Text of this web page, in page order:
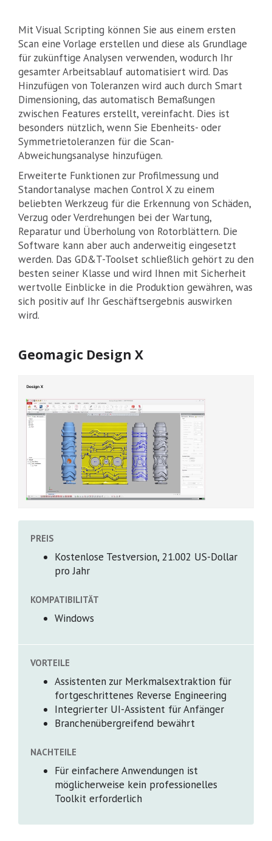
Mit Visual Scripting können Sie aus einem ersten
Scan eine Vorlage erstellen und diese als Grundlage
für zukünftige Analysen verwenden, wodurch Ihr
gesamter Arbeitsablauf automatisiert wird. Das
Hinzufügen von Toleranzen wird auch durch Smart
Dimensioning, das automatisch Bemaßungen
zwischen Features erstellt, vereinfacht. Dies ist
besonders nützlich, wenn Sie Ebenheits- oder
Symmetrietoleranzen für die Scan-
Abweichungsanalyse hinzufügen.
Erweiterte Funktionen zur Profilmessung und
Standortanalyse machen Control X zu einem
beliebten Werkzeug für die Erkennung von Schäden,
Verzug oder Verdrehungen bei der Wartung,
Reparatur und Überholung von Rotorblättern. Die
Software kann aber auch anderweitig eingesetzt
werden. Das GD&T-Toolset schließlich gehört zu den
besten seiner Klasse und wird Ihnen mit Sicherheit
wertvolle Einblicke in die Produktion gewähren, was
sich positiv auf Ihr Geschäftsergebnis auswirken
wird.
Geomagic Design X
PREIS
Kostenlose Testversion, 21.002 US-Dollar
pro Jahr
KOMPATIBILITÄT
Windows
VORTEILE
Assistenten zur Merkmalsextraktion für
fortgeschrittenes Reverse Engineering
Integrierter UI-Assistent für Anfänger
Branchenübergreifend bewährt
NACHTEILE
Für einfachere Anwendungen ist
möglicherweise kein professionelles
Toolkit erforderlich